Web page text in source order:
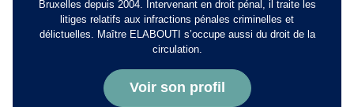
Bruxelles depuis 2004. Intervenant en droit pénal, il traite les
litiges relatifs aux infractions pénales criminelles et
délictuelles. Maître ELABOUTI s’occupe aussi du droit de la
circulation.
Voir son profil